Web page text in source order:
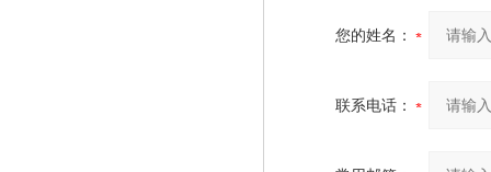
您的姓名：
联系电话：